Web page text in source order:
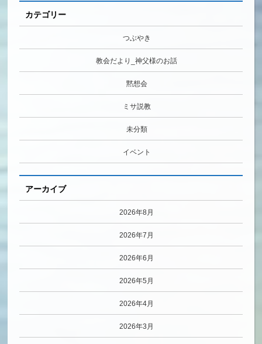
カテゴリー
つぶやき
教会だより_神父様のお話
黙想会
ミサ説教
未分類
イベント
アーカイブ
2026年8月
2026年7月
2026年6月
2026年5月
2026年4月
2026年3月